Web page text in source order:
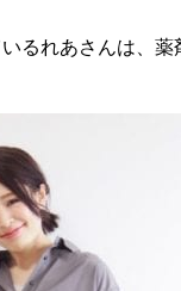
るれあさんは、